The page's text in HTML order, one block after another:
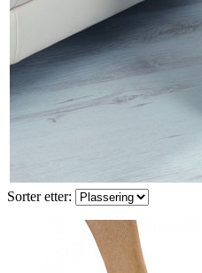
Sorter etter: